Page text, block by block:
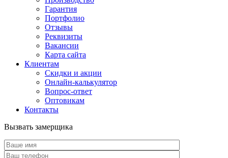
Гарантия
Портфолио
Отзывы
Реквизиты
Вакансии
Карта сайта
Клиентам
Скидки и акции
Онлайн-калькулятор
Вопрос-ответ
Оптовикам
Контакты
Вызвать замерщика